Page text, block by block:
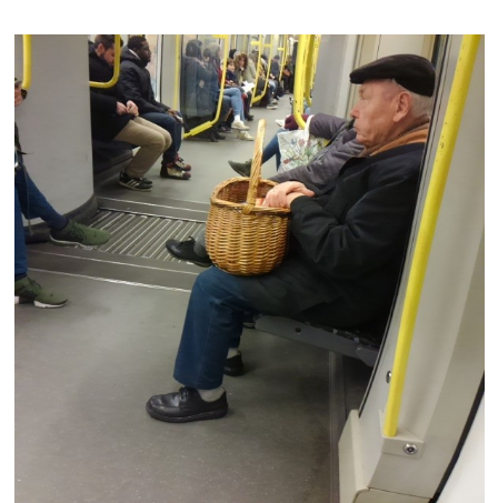
Shop
Sign In
ご利用ガイド
利用規約
特定商取引法に基づく表記